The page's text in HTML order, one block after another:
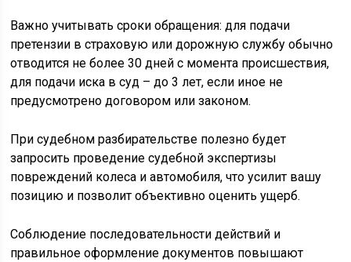
Важно учитывать сроки обращения: для подачи
претензии в страховую или дорожную службу обычно
отводится не более 30 дней с момента происшествия,
для подачи иска в суд – до 3 лет, если иное не
предусмотрено договором или законом.
При судебном разбирательстве полезно будет
запросить проведение судебной экспертизы
повреждений колеса и автомобиля, что усилит вашу
позицию и позволит объективно оценить ущерб.
Соблюдение последовательности действий и
правильное оформление документов повышают